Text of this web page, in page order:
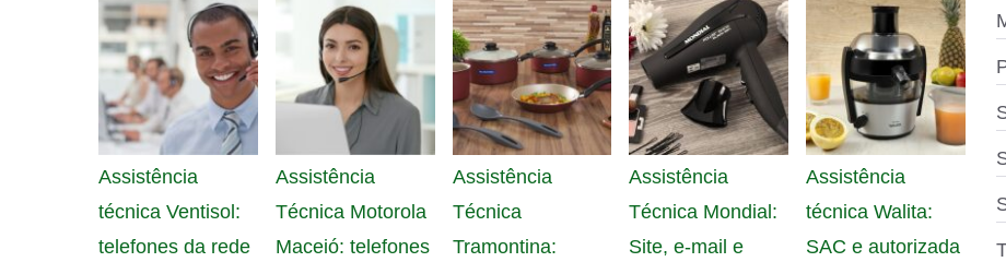
Assistência
técnica Ventisol:
telefones da rede
Assistência
Técnica Motorola
Maceió: telefones
Assistência
Técnica
Tramontina:
Assistência
Técnica Mondial:
Site, e-mail e
Assistência
técnica Walita:
SAC e autorizada